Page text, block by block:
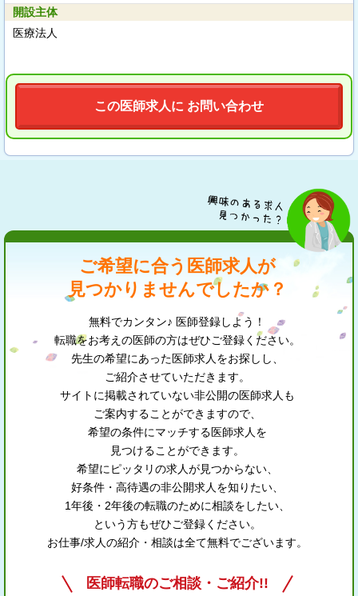
開設主体
医療法人
この医師求人に お問い合わせ
ご希望に合う医師求人が
見つかりませんでしたか？
無料でカンタン♪ 医師登録しよう！
転職をお考えの医師の方はぜひご登録ください。
先生の希望にあった医師求人をお探しし、
ご紹介させていただきます。
サイトに掲載されていない非公開の医師求人も
ご案内することができますので、
希望の条件にマッチする医師求人を
見つけることができます。
希望にピッタリの求人が見つからない、
好条件・高待遇の非公開求人を知りたい、
1年後・2年後の転職のために相談をしたい、
という方もぜひご登録ください。
お仕事/求人の紹介・相談は全て無料でございます。
医師転職のご相談・ご紹介!!